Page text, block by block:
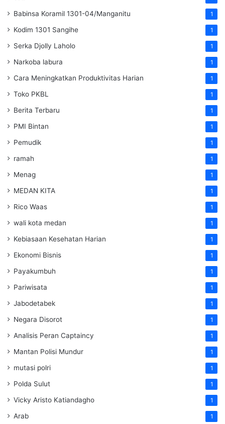
Babinsa Koramil 1301-04/Manganitu 1
Kodim 1301 Sangihe 1
Serka Djolly Laholo 1
Narkoba labura 1
Cara Meningkatkan Produktivitas Harian 1
Toko PKBL 1
Berita Terbaru 1
PMI Bintan 1
Pemudik 1
ramah 1
Menag 1
MEDAN KITA 1
Rico Waas 1
wali kota medan 1
Kebiasaan Kesehatan Harian 1
Ekonomi Bisnis 1
Payakumbuh 1
Pariwisata 1
Jabodetabek 1
Negara Disorot 1
Analisis Peran Captaincy 1
Mantan Polisi Mundur 1
mutasi polri 1
Polda Sulut 1
Vicky Aristo Katiandagho 1
Arab 1